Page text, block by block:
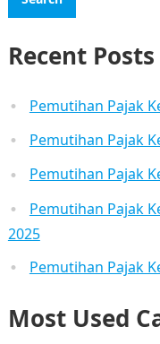
Recent Posts
Pemutihan Pajak
Pemutihan Pajak
Pemutihan Pajak
Pemutihan Pajak
2025
Pemutihan Pajak
Most Used